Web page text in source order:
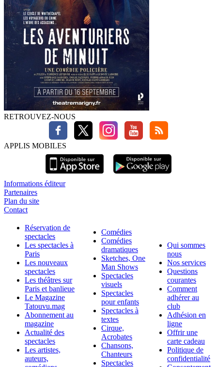
RETROUVEZ-NOUS
APPLIS MOBILES
Informations éditeur
Partenaires
Plan du site
Contact
Réservation de
spectacles
Les spectacles à
Paris
Les nouveaux
spectacles
Les théâtres sur
Paris et banlieue
Le Magazine
Tatouvu.mag
Abonnement au
magazine
Actualité des
spectacles
Les artistes,
auteurs,
Comédies
Comédies
dramatiques
Sketches, One
Man Shows
Spectacles
visuels
Spectacles
pour enfants
Spectacles à
textes
Cirque,
Acrobates
Chansons,
Chanteurs
Spectacles
Qui sommes
nous
Nos services
Questions
courantes
Comment
adhérer au
club
Adhésion en
ligne
Offrir une
carte cadeau
Politique de
confidentialité